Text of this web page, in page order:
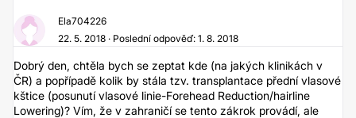
Ela704226
22. 5. 2018 · Poslední odpověď: 1. 8. 2018
Dobrý den, chtěla bych se zeptat kde (na jakých klinikách v
ČR) a popřípadě kolik by stála tzv. transplantace přední vlasové
kštice (posunutí vlasové linie-Forehead Reduction/hairline
Lowering)? Vím, že v zahraničí se tento zákrok provádí, ale